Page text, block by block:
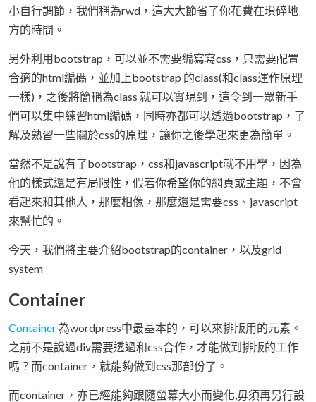
小自行調節，我們稱為rwd，這大大節省了你花費在瑣碎地
方的時間。
另外利用bootstrap，可以並不需要編寫寫css，只需要配置
合適的html編碼，並加上bootstrap 的class(和class運作原理
一樣)，之後將簡稱為class 就可以實現到，這令到一眾新手
們可以集中練習html編碼，同時亦都可以透過bootstrap，了
解及熟習一些關於css的原理，讓你之後學起來更為簡單。
當然不是說有了bootstrap，css和javascript就不用學，因為
他的樣式還是有局限性，假若你希望你的網頁或主題，不會
看起來和其他人，那麼相像，那麼還是需要css、javascript
來幫忙的。
今天，我們將主要介紹bootstrap的container，以及grid
system
Container
Container為wordpress中最基本的，可以來排版用的元素。
之前不是說過div需要透過和css合作，才能做到排版的工作
嗎？而container，就能夠做到css那部份了。
而container，亦已經能夠跟隨螢幕大小而變化,毋須再另行設